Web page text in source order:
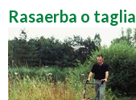
Rasaerba o